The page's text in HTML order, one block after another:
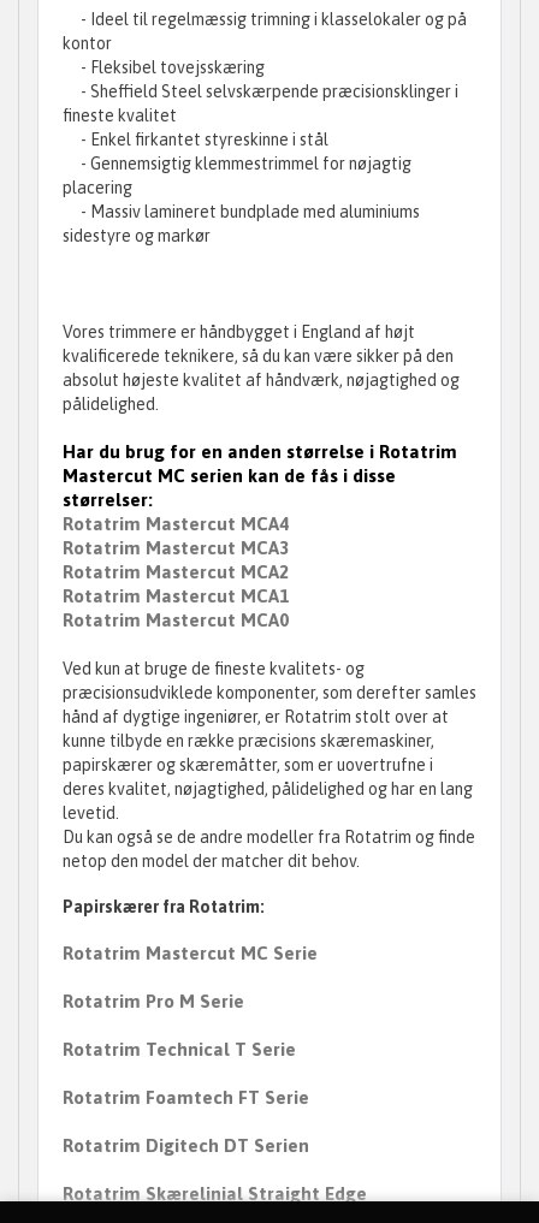
- Ideel til regelmæssig trimning i klasselokaler og på
kontor
- Fleksibel tovejsskæring
- Sheffield Steel selvskærpende præcisionsklinger i
fineste kvalitet
- Enkel firkantet styreskinne i stål
- Gennemsigtig klemmestrimmel for nøjagtig
placering
- Massiv lamineret bundplade med aluminiums
sidestyre og markør
Vores trimmere er håndbygget i England af højt
kvalificerede teknikere, så du kan være sikker på den
absolut højeste kvalitet af håndværk, nøjagtighed og
pålidelighed.
Har du brug for en anden størrelse i Rotatrim
Mastercut MC serien kan de fås i disse
størrelser:
Rotatrim Mastercut MCA4
Rotatrim Mastercut MCA3
Rotatrim Mastercut MCA2
Rotatrim Mastercut MCA1
Rotatrim Mastercut MCA0
Ved kun at bruge de fineste kvalitets- og
præcisionsudviklede komponenter, som derefter samles
hånd af dygtige ingeniører, er Rotatrim stolt over at
kunne tilbyde en række præcisions skæremaskiner,
papirskærer og skæremåtter, som er uovertrufne i
deres kvalitet, nøjagtighed, pålidelighed og har en lang
levetid.
Du kan også se de andre modeller fra Rotatrim og finde
netop den model der matcher dit behov.
Papirskærer fra Rotatrim:
Rotatrim Mastercut MC Serie
Rotatrim Pro M Serie
Rotatrim Technical T Serie
Rotatrim Foamtech FT Serie
Rotatrim Digitech DT Serien
Rotatrim Skærelinial Straight Edge